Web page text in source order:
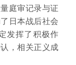
庭审记录与证
日本战后社会
发挥了积极作
，相关正义成